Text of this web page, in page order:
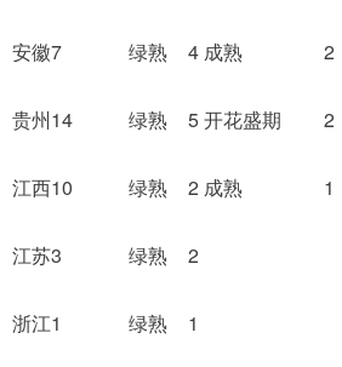
安徽7 绿熟 4 成熟 2
贵州14 绿熟 5开花盛期 2
江西10 绿熟 2 成熟 1
江苏3 绿熟 2
浙江1 绿熟 1